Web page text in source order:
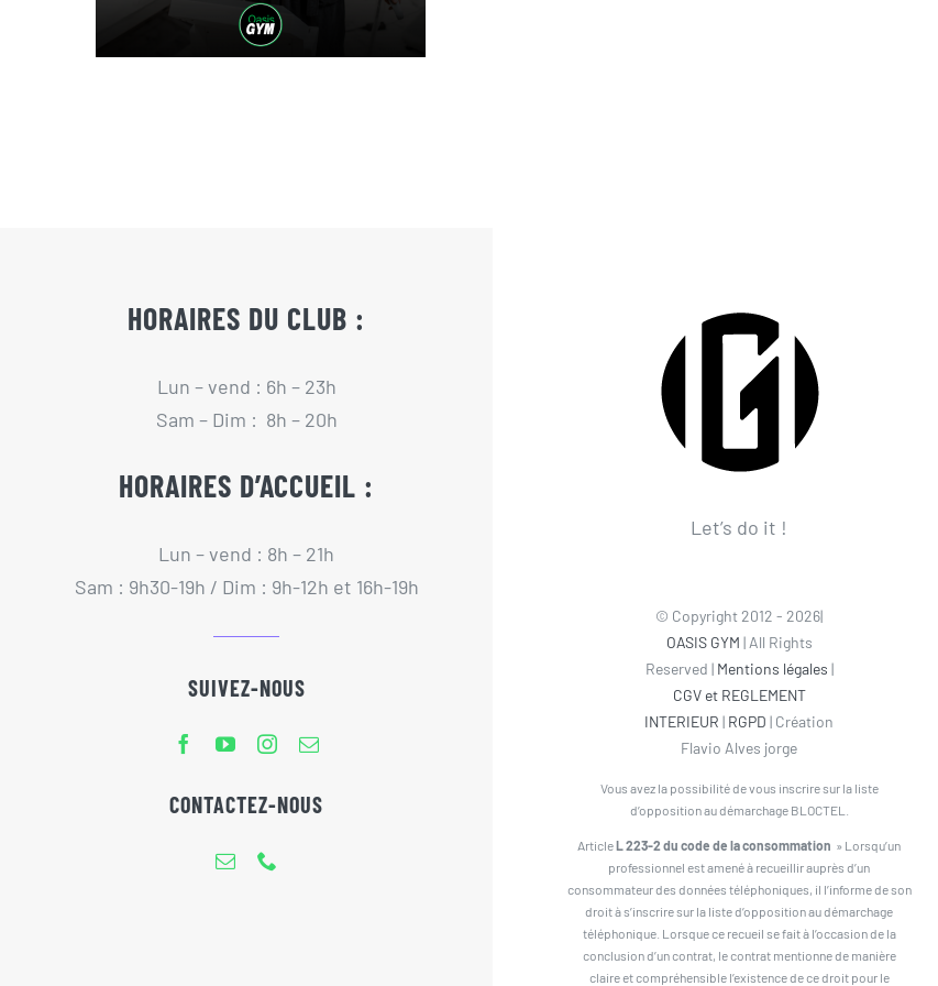
HORAIRES DU CLUB :
Lun – vend : 6h – 23h
Sam – Dim : 8h – 20h
HORAIRES D’ACCUEIL :
Lun – vend : 8h – 21h
Sam : 9h30-19h / Dim : 9h-12h et 16h-19h
SUIVEZ-NOUS
CONTACTEZ-NOUS
Let’s do it !
© Copyright 2012 - 2026|
OASIS GYM | All Rights
Reserved | Mentions légales |
CGV et REGLEMENT
INTERIEUR | RGPD | Création
Flavio Alves jorge
Vous avez la possibilité de vous inscrire sur la liste
d’opposition au démarchage BLOCTEL.
ArticleL 223-2 du code de la consommation » Lorsqu’un
professionnel est amené à recueillir auprès d’un
consommateur des données téléphoniques, il l’informe de son
droit à s’inscrire sur la liste d’opposition au démarchage
téléphonique. Lorsque ce recueil se fait à l’occasion de la
conclusion d’un contrat, le contrat mentionne de manière
claire et compréhensible l’existence de ce droit pour le